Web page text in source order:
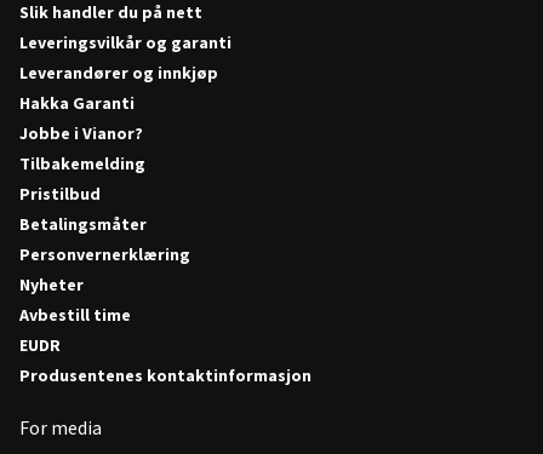
Slik handler du på nett
Leveringsvilkår og garanti
Leverandører og innkjøp
Hakka Garanti
Jobbe i Vianor?
Tilbakemelding
Pristilbud
Betalingsmåter
Personvernerklæring
Nyheter
Avbestill time
EUDR
Produsentenes kontaktinformasjon
For media